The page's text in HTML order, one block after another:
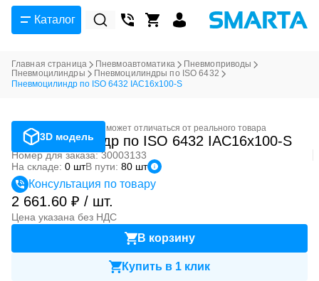
Каталог
Главная страница Пневмоавтоматика
Пневмоприводы
Пневмоцилиндры
Пневмоцилиндры по ISO 6432
Пневмоцилиндр по ISO 6432 IAC16x100-S
3D модель
Фотография может отличаться от реального товара
Пневмоцилиндр по ISO 6432 IAC16x100-S
Номер для заказа: 30003133
На складе: 0 штВ пути: 80 шт
Консультация по товару
2 661.60 ₽ / шт.
Цена указана без НДС
В корзину
Купить в 1 клик